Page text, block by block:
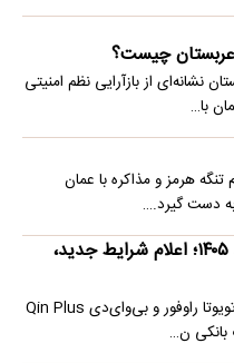
چیست؟
نشانه‌ای از بازآرایی نظم امنیتی
با…
هرمز و مذاکره با عمان
به دست گیرد.…
عرضه خودروهای وارداتی مرداد ۱۴۰۵؛ اعلام شرایط جدید،
ثبت‌نام خودروهای وارداتی فعلا با حضور تویوتا راوفور و بی‌وای‌دی Qin Plus
بانکی ن…